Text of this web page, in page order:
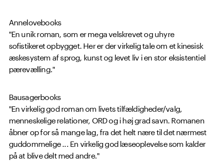
Annelovebooks
"En unik roman, som er mega velskrevet og uhyre
sofistikeret opbygget. Her er der virkelig tale om et kinesisk
æskesystem af sprog, kunst og levet liv i en stor eksistentiel
pærevælling."
Bausagerbooks
"En virkelig god roman om livets tilfældigheder/valg,
menneskelige relationer, ORD og i høj grad savn. Romanen
åbner op for så mange lag, fra det helt nære til det nærmest
guddommelige ... En virkelig god læseoplevelse som kalder
på at blive delt med andre."